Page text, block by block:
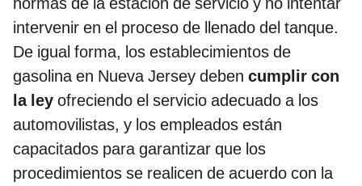
intervenir en el proceso de llenado del tanque.
De igual forma, los establecimientos de
gasolina en Nueva Jersey deben cumplir con
la ley ofreciendo el servicio adecuado a los
automovilistas, y los empleados están
capacitados para garantizar que los
procedimientos se realicen de acuerdo con la